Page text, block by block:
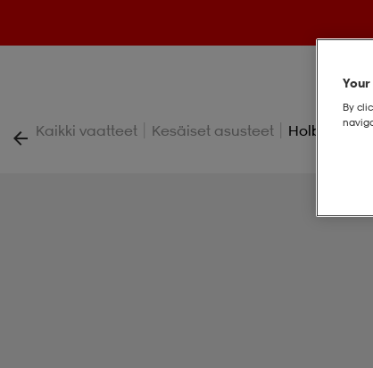
Kaikki vaatteet | Kesäiset asusteet | Holbrook
By